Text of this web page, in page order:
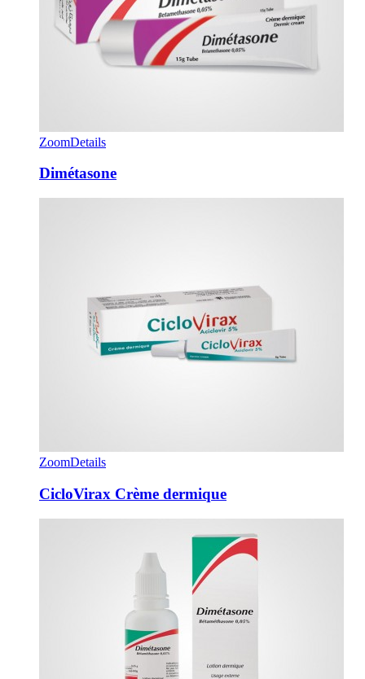
ZoomDetails
Dimétasone
ZoomDetails
CicloVirax Crème dermique